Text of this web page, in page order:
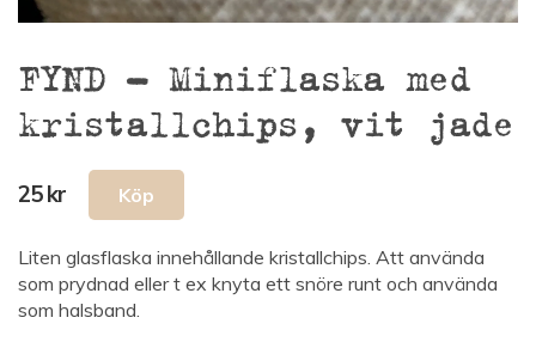
FYND – Miniflaska med
kristallchips, vit jade
25 kr
Liten glasflaska innehållande kristallchips. Att använda
som prydnad eller t ex knyta ett snöre runt och använda
som halsband.